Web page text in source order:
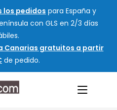
los pedidos para España y
con GLS en 2/3 días
Canarias gratuitos a partir
de pedido.